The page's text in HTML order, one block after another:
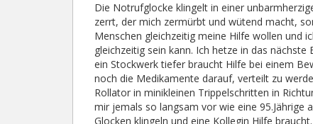
Die Notrufglocke klingelt in einer
zerrt, der mich zermürbt und wütend macht,
Menschen gleichzeitig meine Hilfe wollen und
gleichzeitig sein kann. Ich hetze in das
ein Stockwerk tiefer braucht Hilfe bei einem
noch die Medikamente darauf, verteilt zu
Rollator in minikleinen Trippelschritten in
mir jemals so langsam vor wie eine 95.Jährige
Glocken klingeln und eine Kollegin Hilfe